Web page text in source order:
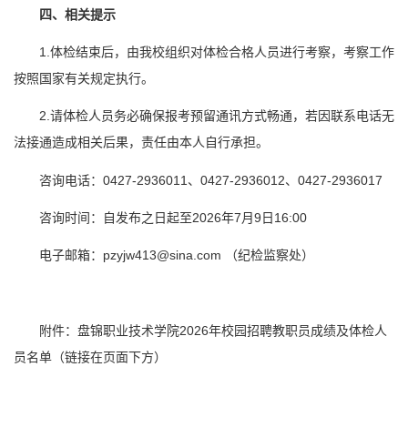
四、相关提示
1.体检结束后，由我校组织对体检合格人员进行考察，考察工作
按照国家有关规定执行。
2.请体检人员务必确保报考预留通讯方式畅通，若因联系电话无
法接通造成相关后果，责任由本人自行承担。
咨询电话：0427-2936011、0427-2936012、0427-2936017
咨询时间：自发布之日起至2026年7月9日16:00
电子邮箱：pzyjw413@sina.com （纪检监察处）
附件：盘锦职业技术学院2026年校园招聘教职员成绩及体检人
员名单（链接在页面下方）